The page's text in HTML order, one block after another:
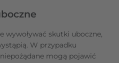
wywoływać skutki uboczne,
W przypadku
mogą pojawić